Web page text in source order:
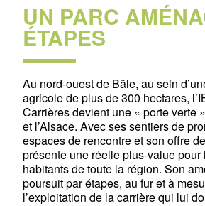
UN PARC
ÉTAPES
Au nord-ouest de Bâle, au sein
agricole de plus de 300 hectares,
Carrières devient une « porte verte
et l’Alsace. Avec ses sentiers de
espaces de rencontre et son offre
présente une réelle plus-value pour
habitants de toute la région. Son
poursuit par étapes, au fur et à
l’exploitation de la carrière qui lui